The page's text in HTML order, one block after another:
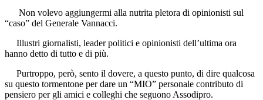
Non volevo aggiungermi alla nutrita pletora di opinionisti sul
“caso” del Generale Vannacci.
Illustri giornalisti, leader politici e opinionisti dell’ultima ora
hanno detto di tutto e di più.
Purtroppo, però, sento il dovere, a questo punto, di dire qualcosa
su questo tormentone per dare un “MIO” personale contributo di
pensiero per gli amici e colleghi che seguono Assodipro.